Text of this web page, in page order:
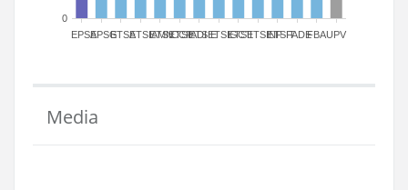
EPSAEPSGETSAETSIAMN
ETSICCP
ETSIADI
ETSIEETSIGCT
ETSIIETSINFETSITFADEFBAUPV
0
Media